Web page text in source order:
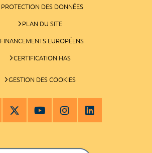
PROTECTION DES DONNÉES
PLAN DU SITE
FINANCEMENTS EUROPÉENS
CERTIFICATION HAS
GESTION DES COOKIES